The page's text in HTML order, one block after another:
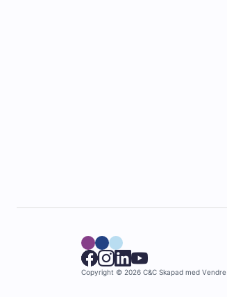
Copyright © 2026 C&C Skapad med Vendre